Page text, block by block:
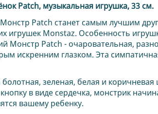
Patch, музыкальная игрушка, 33 см.
Patch станет самым лучшим
игрушек Monstaz. Особенность
Монстр Patch - очаровательная,
искренним глазком. Эта
зеленая, белая и
в виде сердечка, монстрик
вашему ребенку.